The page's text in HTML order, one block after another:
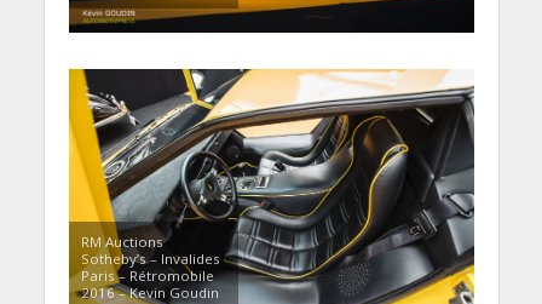
RM Auctions
Sotheby’s – Invalides
Paris – Rétromobile
2016 – Kevin Goudin